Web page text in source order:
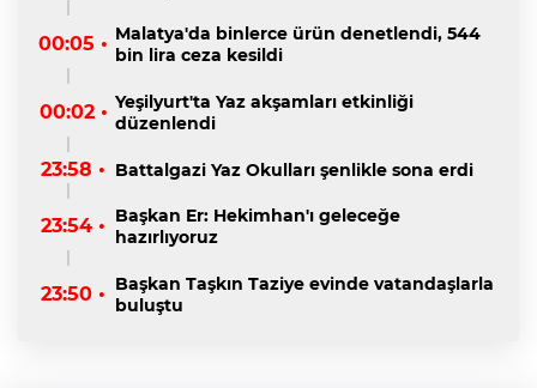
00:05 • Malatya'da binlerce ürün denetlendi, 544
bin lira ceza kesildi
00:02 • Yeşilyurt'ta Yaz akşamları etkinliği
düzenlendi
23:58 • Battalgazi Yaz Okulları şenlikle sona erdi
23:54 • Başkan Er: Hekimhan'ı geleceğe
hazırlıyoruz
23:50 • Başkan Taşkın Taziye evinde vatandaşlarla
buluştu